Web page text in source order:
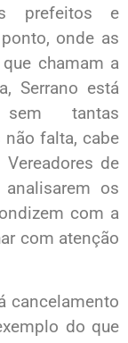
prefeitos e
onde as
chamam a
Serrano está
tantas
não falta, cabe
de
os
com a
com atenção
cancelamento
do que